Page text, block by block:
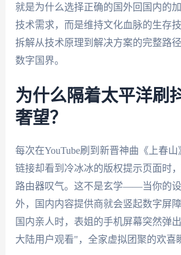
就是为什么选择正确的国外回国内的
技术需求，而是维持文化血脉的生存
拆解从技术原理到解决方案的完整路
数字国界。
为什么隔着太平洋刷
奢望？
每次在YouTube刷到新晋神曲《上春
链接却看到冷冰冰的版权提示页面时
路由器叹气。这不是玄学——当你的
外，国内内容提供商就会竖起数字屏
国内亲人时，表姐的手机屏幕突然弹
大陆用户观看"，全家虚拟团聚的欢喜